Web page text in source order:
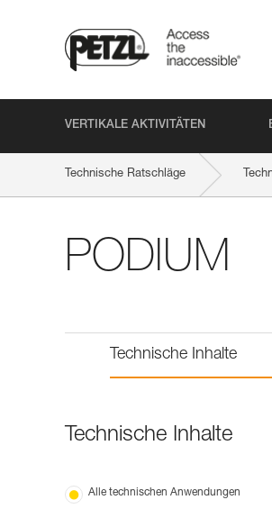
VERTIKALE AKTIVITÄTEN
Technische Ratschläge
PODIUM
Technische Inhalte
Technische Inhalte
Alle technischen Anwendungen